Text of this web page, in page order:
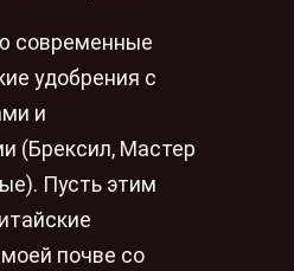
современные
удобрения с
и
(Брексил, Мастер
Пусть этим
почве со